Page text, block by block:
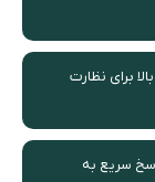
نظارت
سریع به